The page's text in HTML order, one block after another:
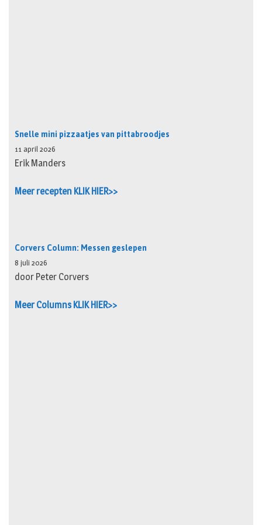
Snelle mini pizzaatjes van pittabroodjes
11 april 2026
Erik Manders
Meer recepten KLIK HIER>>
Corvers Column: Messen geslepen
8 juli 2026
door Peter Corvers
Meer Columns KLIK HIER>>